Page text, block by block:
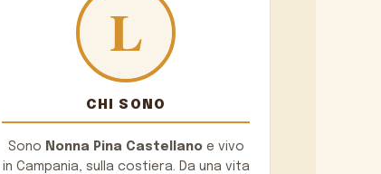
CHI SONO
Sono Nonna Pina Castellanoe vivo
in Campania, sulla costiera. Da una vita